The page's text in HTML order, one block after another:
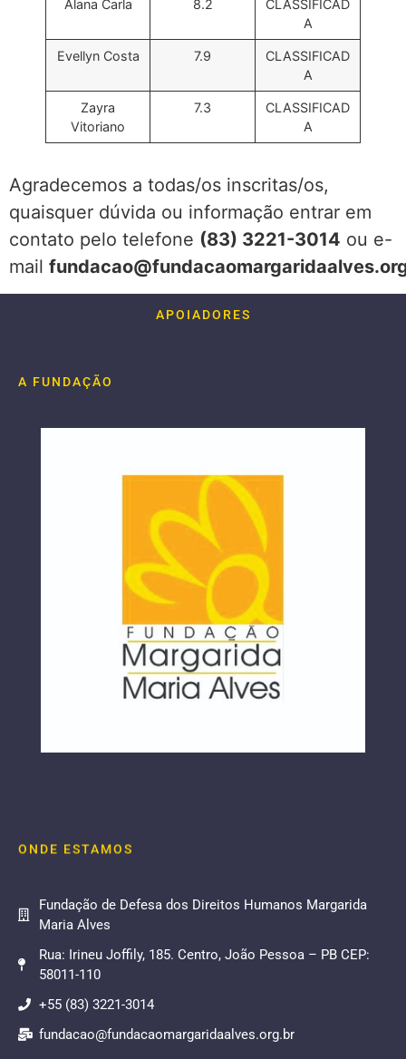
Alana Carla 8.2
CLASSIFICAD
A
Evellyn Costa 7.9
CLASSIFICAD
A
Zayra
Vitoriano
7.3
CLASSIFICAD
A
Agradecemos a todas/os inscritas/os,
quaisquer dúvida ou informação entrar em
contato pelo telefone (83) 3221-3014 ou e-
mail
APOIADORES
A FUNDAÇÃO
ONDE ESTAMOS
Fundação de Defesa dos Direitos Humanos Margarida
Maria Alves
Rua: Irineu Joffily, 185. Centro, João Pessoa – PB CEP:
58011-110
+55 (83) 3221-3014
fundacao@fundacaomargaridaalves.org.br